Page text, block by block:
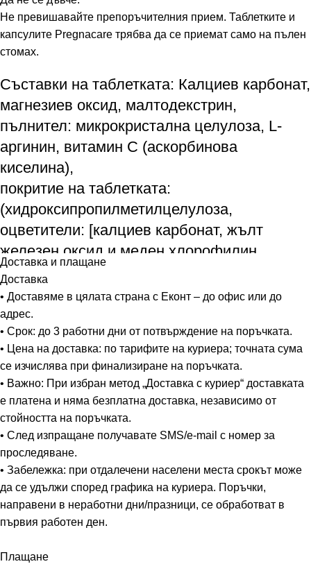
Не превишавайте препоръчителния прием. Таблетките и
капсулите Pregnacare трябва да се приемат само на пълен
стомах.
Съставки на таблетката: Калциев карбонат,
магнезиев оксид, малтодекстрин,
пълнител: микрокристална целулоза, L-
аргинин, витамин C (аскорбинова
киселина),
покритие на таблетката:
(хидроксипропилметилцелулоза,
оцветители: [калциев карбонат, жълт
железен оксид и меден хлорофилин
(естествен източник)], полидекстроза,
средноверижни триглицериди, глицерин),
инозитол, антислепващи агенти: силициев
диоксид, стеаринова киселина и магнезиев
стеарат, N-ацетил цистеин, железен
фумарат, цинков сулфат, ниацин (като
никотинамид), витамин B6 (пиридоксин
HCl), витамин B12 (цианокобаламин), бета-
каротин (антиоксидант: DL-алфа
токоферол), тиамин (витамин B1 като
мононитрат), пантотенова киселина (като
калциева сол), витамин E (D-алфа
токоферил киселинен сукцинат (от
Доставка и плащане
Доставка
• Доставяме в цялата страна с Еконт – до офис или до
адрес.
• Срок: до 3 работни дни от потвърждение на поръчката.
• Цена на доставка: по тарифите на куриера; точната сума
се изчислява при финализиране на поръчката.
• Важно: При избран метод „Доставка с куриер“ доставката
е платена и няма безплатна доставка, независимо от
стойността на поръчката.
• След изпращане получавате SMS/e-mail с номер за
проследяване.
• Забележка: при отдалечени населени места срокът може
да се удължи според графика на куриера. Поръчки,
направени в неработни дни/празници, се обработват в
първия работен ден.
Плащане